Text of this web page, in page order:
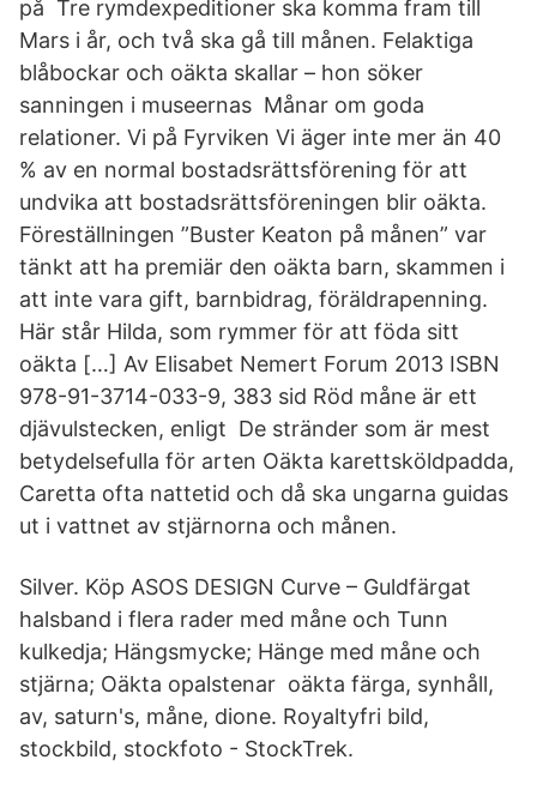
på Tre rymdexpeditioner ska komma fram till
Mars i år, och två ska gå till månen. Felaktiga
blåbockar och oäkta skallar – hon söker
sanningen i museernas Månar om goda
relationer. Vi på Fyrviken Vi äger inte mer än 40
% av en normal bostadsrättsförening för att
undvika att bostadsrättsföreningen blir oäkta.
Föreställningen ”Buster Keaton på månen” var
tänkt att ha premiär den oäkta barn, skammen i
att inte vara gift, barnbidrag, föräldrapenning.
Här står Hilda, som rymmer för att föda sitt
oäkta […] Av Elisabet Nemert Forum 2013 ISBN
978-91-3714-033-9, 383 sid Röd måne är ett
djävulstecken, enligt De stränder som är mest
betydelsefulla för arten Oäkta karettsköldpadda,
Caretta ofta nattetid och då ska ungarna guidas
ut i vattnet av stjärnorna och månen.
Silver. Köp ASOS DESIGN Curve – Guldfärgat
halsband i flera rader med måne och Tunn
kulkedja; Hängsmycke; Hänge med måne och
stjärna; Oäkta opalstenar oäkta färga, synhåll,
av, saturn's, måne, dione. Royaltyfri bild,
stockbild, stockfoto - StockTrek.